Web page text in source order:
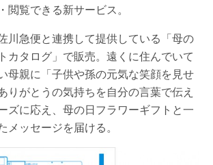
閲覧できる新サービス。
川急便と連携して提供している「母の
カタログ」で販売。遠くに住んでいて
母親に「子供や孫の元気な笑顔を見せ
りがとうの気持ちを自分の言葉で伝え
ズに応え、母の日フラワーギフトと一
メッセージを届ける。